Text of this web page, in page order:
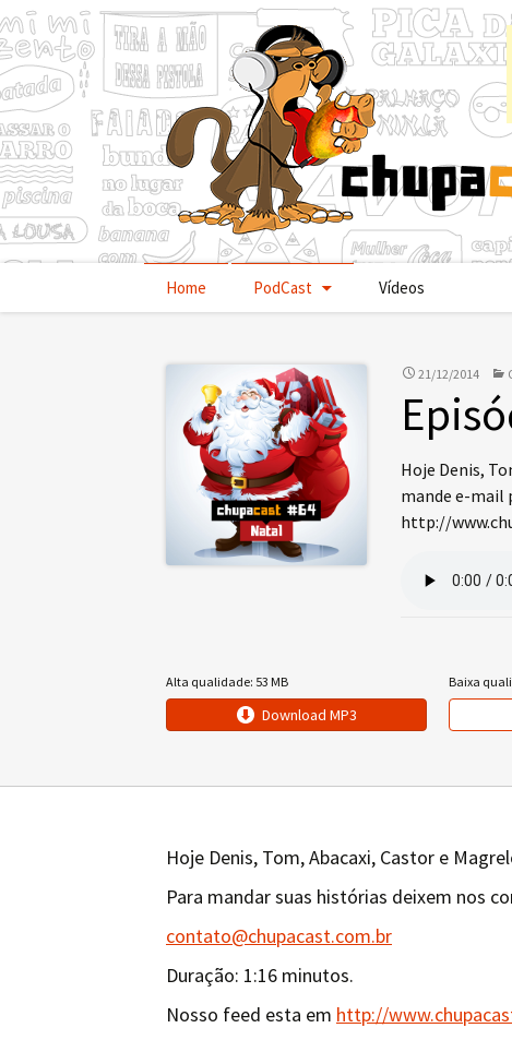
PularHome PodCast Vídeos
21/12/2014
Hoje Denis,
mande e-mail
http://
Alta qualidade: 53 MB
Download MP3
Baixa
Hoje Denis, Tom, Abacaxi, Castor e
Para mandar suas histórias deixem nos
contato@chupacast.com.br
Duração: 1:16 minutos.
Nosso feed esta em http://